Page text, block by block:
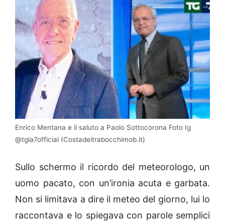
Enrico Mentana e il saluto a Paolo Sottocorona Foto Ig
@tgla7official (Costadeitrabocchimob.it)
Sullo schermo il ricordo del meteorologo, un
uomo pacato, con un’ironia acuta e garbata.
Non si limitava a dire il meteo del giorno, lui lo
raccontava e lo spiegava con parole semplici